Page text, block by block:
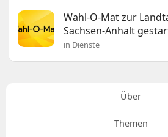
Wahl-O-Mat zur
Sachsen-Anhalt
in Dienste
Über
Themen